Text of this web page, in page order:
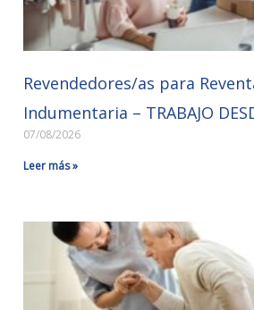
Revendedores/as para
Indumentaria – TRABAJO
07/08/2026
Leer más »